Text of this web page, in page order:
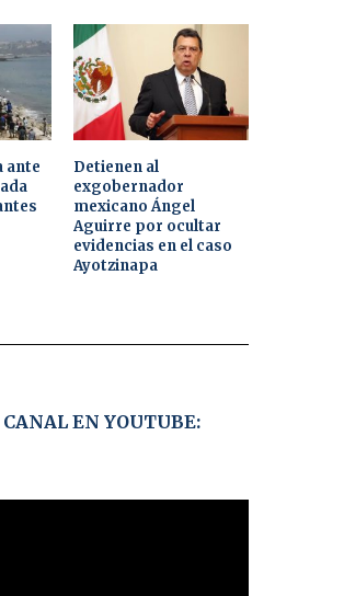
ante
Detienen al
exgobernador
mexicano Ángel
Aguirre por ocultar
evidencias en el caso
Ayotzinapa
EN YOUTUBE: